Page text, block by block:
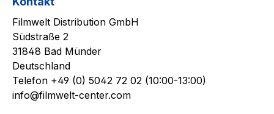
Filmwelt Distribution GmbH
Südstraße 2
31848 Bad Münder
Deutschland
Telefon +49 (0) 5042 72 02 (10:00-13:00)
info@filmwelt-center.com